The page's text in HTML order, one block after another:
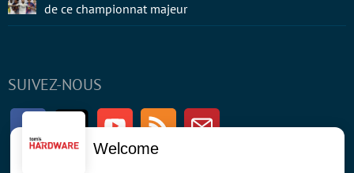
SUIVEZ-NOUS
FacebookTwitter Youtube RSS Newsletter
de ce championnat majeur
Welcome